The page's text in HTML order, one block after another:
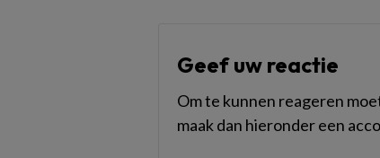
Geef uw reactie
Om te kunnen reageren
maak dan hieronder een